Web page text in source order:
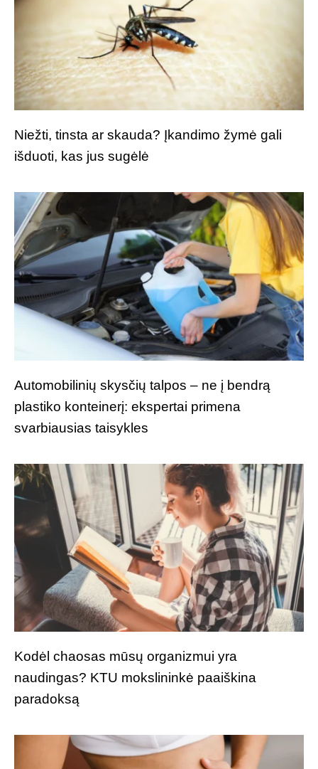
Niežti, tinsta ar skauda? Įkandimo žymė gali
išduoti, kas jus sugėlė
Automobilinių skysčių talpos – ne į bendrą
plastiko konteinerį: ekspertai primena
svarbiausias taisykles
Kodėl chaosas mūsų organizmui yra
naudingas? KTU mokslininkė paaiškina
paradoksą